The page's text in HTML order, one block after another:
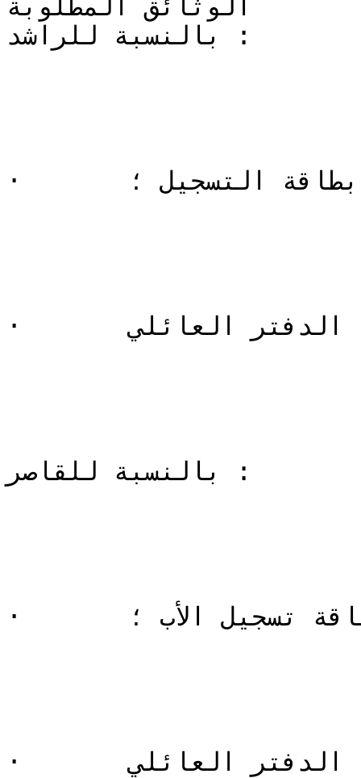
الوثائق المطلوبة
بالنسبة للراشد :
·       بطاقة التسجيل ؛
·       الدفتر العائلي
بالنسبة للقاصر :
·       بطاقة تسجيل الأب ؛
·       الدفتر العائلي .